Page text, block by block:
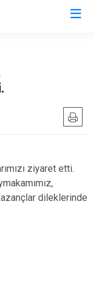
ziyaret etti.
dileklerinde